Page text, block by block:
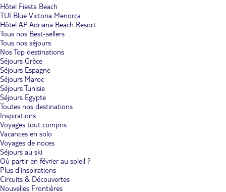
Hôtel Fiesta Beach
TUI Blue Victoria Menorca
Hôtel AP Adriana Beach Resort
Tous nos Best-sellers
Tous nos séjours
Nos Top destinations
Séjours Grèce
Séjours Espagne
Séjours Maroc
Séjours Tunisie
Séjours Egypte
Toutes nos destinations
Inspirations
Voyages tout compris
Vacances en solo
Voyages de noces
Séjours au ski
Où partir en février au soleil ?
Plus d'inspirations
Circuits & Découvertes
Nouvelles Frontières